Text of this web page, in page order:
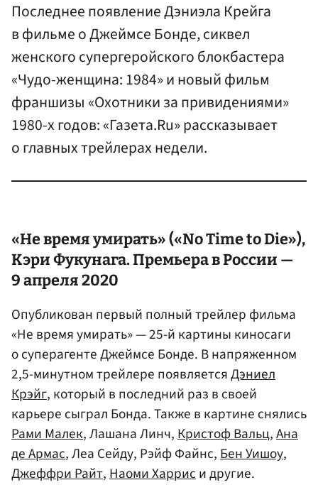
Последнее появление Дэниэла Крейга
в фильме о Джеймсе Бонде, сиквел
женского супергеройского блокбастера
«Чудо-женщина: 1984» и новый фильм
франшизы «Охотники за привидениями»
1980-х годов: «Газета.Ru» рассказывает
о главных трейлерах недели.
«Не время умирать» («No Time to Die»),
Кэри Фукунага. Премьера в России —
9 апреля 2020
Опубликован первый полный трейлер фильма
«Не время умирать» — 25-й картины киносаги
о суперагенте Джеймсе Бонде. В напряженном
2,5-минутном трейлере появляетсяДэниел
Крэйг, который в последний раз в своей
карьере сыграл Бонда. Также в картине снялись
Рами Малек, Лашана Линч,Кристоф Вальц,Ана
де Армас, Леа Сейду, Рэйф Файнс,Бен Уишоу,
Джеффри Райт,Наоми Харриси другие.